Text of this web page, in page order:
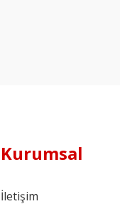
Kurumsal
İletişim